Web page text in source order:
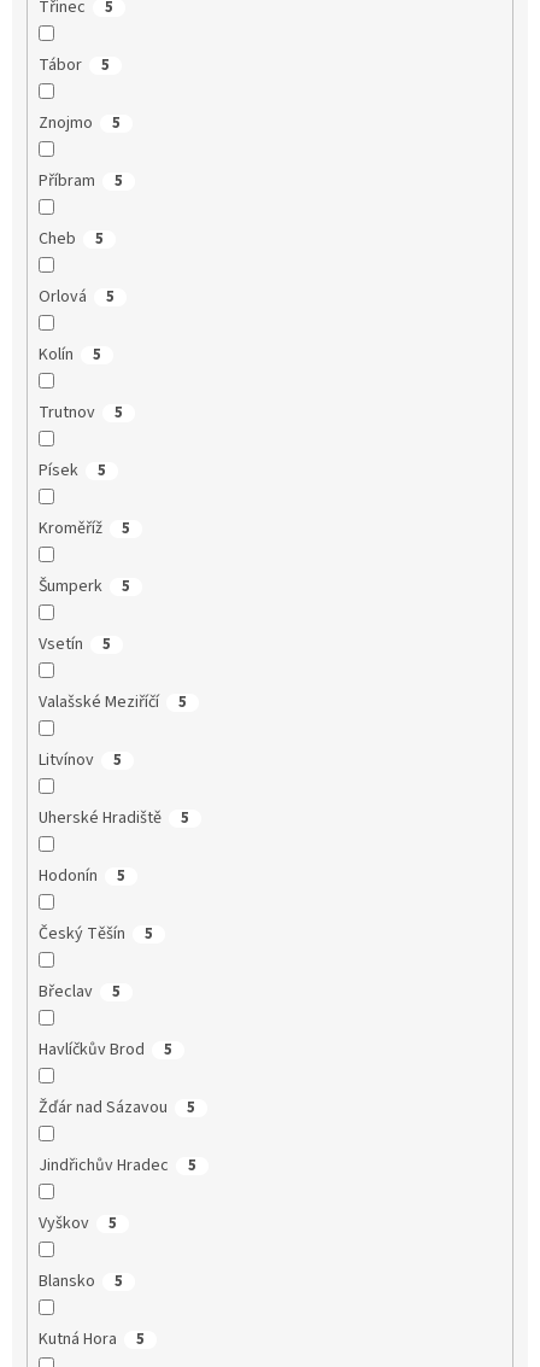
Třinec 5
Tábor 5
Znojmo 5
Příbram 5
Cheb 5
Orlová 5
Kolín 5
Trutnov 5
Písek 5
Kroměříž 5
Šumperk 5
Vsetín 5
Valašské Meziříčí 5
Litvínov 5
Uherské Hradiště 5
Hodonín 5
Český Těšín 5
Břeclav 5
Havlíčkův Brod 5
Žďár nad Sázavou 5
Jindřichův Hradec 5
Vyškov 5
Blansko 5
Kutná Hora 5